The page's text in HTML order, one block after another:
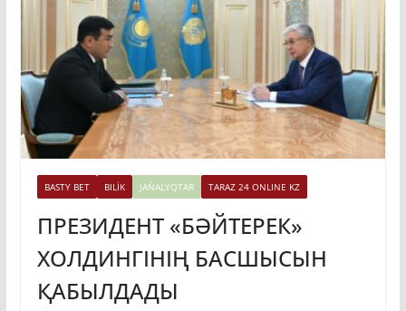
BASTY BET BILİK JAŃALYQTAR TARAZ 24 ONLINE KZ
ПРЕЗИДЕНТ «БӘЙТЕРЕК»
ХОЛДИНГІНІҢ БАСШЫСЫН
ҚАБЫЛДАДЫ